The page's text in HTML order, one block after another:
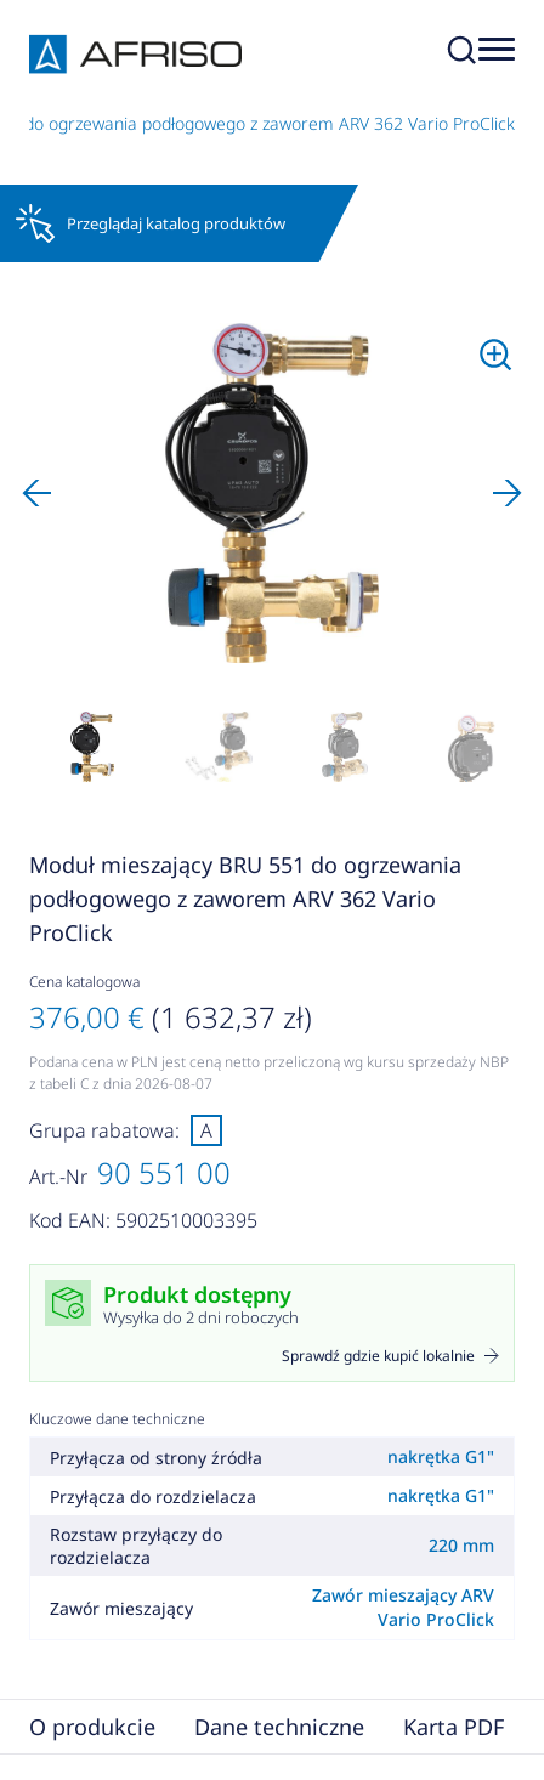
do ogrzewania podłogowego z zaworem ARV 362 Vario ProClick
Przeglądaj katalog produktów
Moduł mieszający BRU 551 do ogrzewania
podłogowego z zaworem ARV 362 Vario
ProClick
Cena katalogowa
376,00 € (1 632,37 zł)
Podana cena w PLN jest ceną netto przeliczoną wg kursu sprzedaży NBP
z tabeli C z dnia 2026-08-07
Art.-Nr 90 551 00
Kod EAN: 5902510003395
Grupa rabatowa: A
Produkt dostępny
Wysyłka do 2 dni roboczych
Sprawdź gdzie kupić lokalnie
Kluczowe dane techniczne
Przyłącza od strony źródła
nakrętka G1"
Przyłącza do rozdzielacza
nakrętka G1"
Rozstaw przyłączy do
rozdzielacza
220 mm
Zawór mieszający
Zawór mieszający ARV
Vario ProClick
O produkcie Dane techniczne Karta PDF